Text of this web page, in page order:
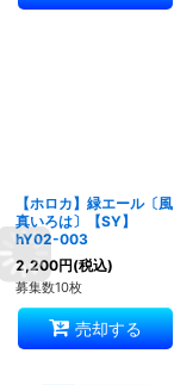
【ホロカ】緑エール〔風
真いろは〕【SY】
hY02-003
2,200円(税込)
募集数10枚
売却する